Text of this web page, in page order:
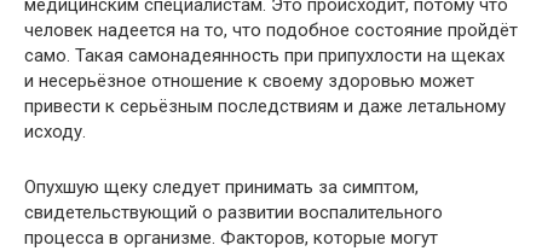
медицинским специалистам. Это происходит, потому что
человек надеется на то, что подобное состояние пройдёт
само. Такая самонадеянность при припухлости на щеках
и несерьёзное отношение к своему здоровью может
привести к серьёзным последствиям и даже летальному
исходу.
Опухшую щеку следует принимать за симптом,
свидетельствующий о развитии воспалительного
процесса в организме. Факторов, которые могут